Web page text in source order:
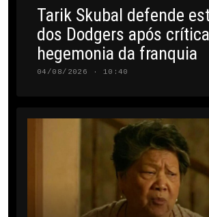
Tarik Skubal defende
dos Dodgers após
hegemonia da franquia
04/08/2026 · 10:40